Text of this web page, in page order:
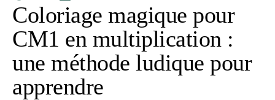
Coloriage magique pour
CM1 en multiplication :
une méthode ludique pour
apprendre